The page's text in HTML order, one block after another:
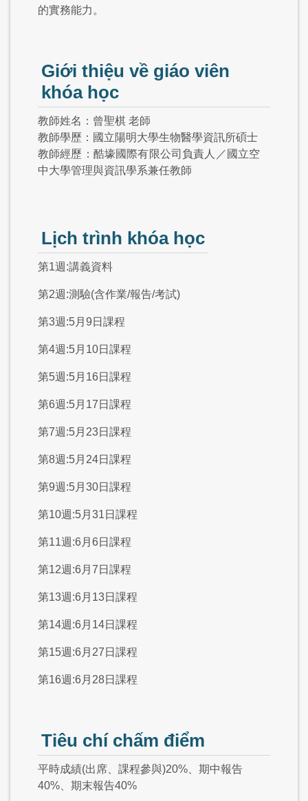
的實務能力。
Giới thiệu về giáo viên
khóa học
教師姓名：曾聖棋 老師
教師學歷：國立陽明大學生物醫學資訊所碩士
教師經歷：酷壕國際有限公司負責人／國立空
中大學管理與資訊學系兼任教師
Lịch trình khóa học
第1週:講義資料
第2週:測驗(含作業/報告/考試)
第3週:5月9日課程
第4週:5月10日課程
第5週:5月16日課程
第6週:5月17日課程
第7週:5月23日課程
第8週:5月24日課程
第9週:5月30日課程
第10週:5月31日課程
第11週:6月6日課程
第12週:6月7日課程
第13週:6月13日課程
第14週:6月14日課程
第15週:6月27日課程
第16週:6月28日課程
Tiêu chí chấm điểm
平時成績(出席、課程參與)20%、期中報告
40%、期末報告40%